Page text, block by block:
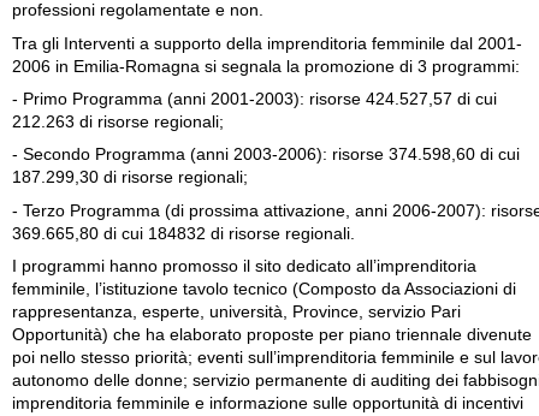
professioni regolamentate e non.
Tra gli Interventi a supporto della imprenditoria femminile dal 2001-
2006 in Emilia-Romagna si segnala la promozione di 3 programmi:
- Primo Programma (anni 2001-2003): risorse 424.527,57 di cui
212.263 di risorse regionali;
- Secondo Programma (anni 2003-2006): risorse 374.598,60 di cui
187.299,30 di risorse regionali;
- Terzo Programma (di prossima attivazione, anni 2006-2007):
369.665,80 di cui 184832 di risorse regionali.
I programmi hanno promosso il sito dedicato all’imprenditoria
femminile, l’istituzione tavolo tecnico (Composto da Associazioni di
rappresentanza, esperte, università, Province, servizio Pari
Opportunità) che ha elaborato proposte per piano triennale divenute
poi nello stesso priorità; eventi sull’imprenditoria femminile e sul
autonomo delle donne; servizio permanente di auditing dei
imprenditoria femminile e informazione sulle opportunità di incentivi